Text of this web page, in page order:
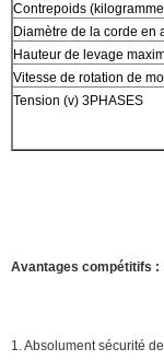
Contrepoids
Diamètre de la corde en
Hauteur de levage
Vitesse de rotation de
Tension (v) 3PHASES
Avantages compétitifs :
1. Absolument sécurité